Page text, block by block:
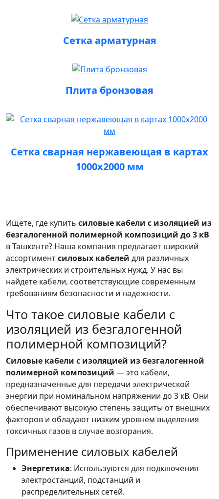
Сетка арматурная
Плита бронзовая
Сетка сварная нержавеющая в картах
1000х2000 мм
Ищете, где купить силовые кабели с изоляцией из
безгалогенной полимерной композиций до 3 кВ
в Ташкенте? Наша компания предлагает широкий
ассортиментсиловых кабелей для различных
электрических и строительных нужд. У нас вы
найдете кабели, соответствующие современным
требованиям безопасности и надежности.
Что такое силовые кабели с
изоляцией из безгалогенной
полимерной композиций?
Силовые кабели с изоляцией из безгалогенной
полимерной композиций — это кабели,
предназначенные для передачи электрической
энергии при номинальном напряжении до 3 кВ. Они
обеспечивают высокую степень защиты от внешних
факторов и обладают низким уровнем выделения
токсичных газов в случае возгорания.
Применение силовых кабелей
Энергетика: Используются для подключения
электростанций, подстанций и
распределительных сетей.